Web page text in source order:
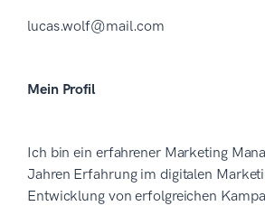
lucas.wolf@mail.com
Mein Profil
Ich bin ein erfahrener Marketing
Jahren Erfahrung im digitalen
Entwicklung von erfolgreichen